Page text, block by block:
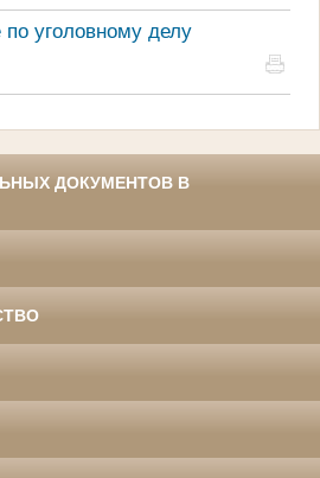
уголовному делу
ДОКУМЕНТОВ В